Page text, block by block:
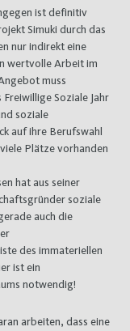
ist definitiv
Simuki durch das
nur indirekt eine
wertvolle Arbeit im
muss
Soziale Jahr
soziale
auf ihre Berufswahl
Plätze vorhanden
hat aus seiner
soziale
auch die
des immateriellen
ist ein
notwendig!
arbeiten, dass eine